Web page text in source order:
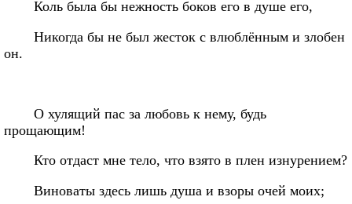
Коль была бы нежность боков его в душе его,
Никогда бы не был жесток с влюблённым и злобен
он.
О хулящий пас за любовь к нему, будь
прощающим!
Кто отдаст мне тело, что взято в плен изнурением?
Виноваты здесь лишь душа и взоры очей моих;